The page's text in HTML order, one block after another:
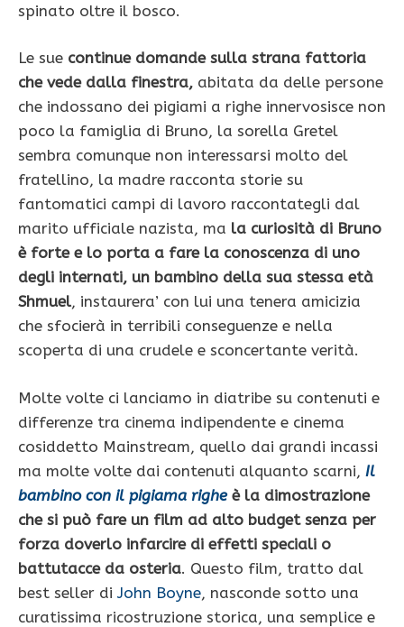
spinato oltre il bosco.
Le sue continue domande sulla strana fattoria
che vede dalla finestra, abitata da delle persone
che indossano dei pigiami a righe innervosisce non
poco la famiglia di Bruno, la sorella Gretel
sembra comunque non interessarsi molto del
fratellino, la madre racconta storie su
fantomatici campi di lavoro raccontategli dal
marito ufficiale nazista, ma la curiosità di Bruno
è forte e lo porta a fare la conoscenza di uno
degli internati, un bambino della sua stessa età
Shmuel, instaurera’ con lui una tenera amicizia
che sfocierà in terribili conseguenze e nella
scoperta di una crudele e sconcertante verità.
Molte volte ci lanciamo in diatribe su contenuti e
differenze tra cinema indipendente e cinema
cosiddetto Mainstream, quello dai grandi incassi
ma molte volte dai contenuti alquanto scarni, Il
bambino con il pigiama righeè la dimostrazione
che si può fare un film ad alto budget senza per
forza doverlo infarcire di effetti speciali o
battutacce da osteria. Questo film, tratto dal
best seller di John Boyne, nasconde sotto una
curatissima ricostruzione storica, una semplice e